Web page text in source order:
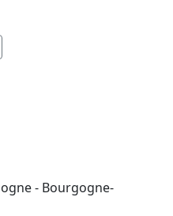
- Bourgogne-